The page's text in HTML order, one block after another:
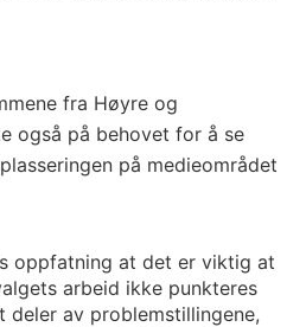
fra Høyre og
også på behovet for å se
på medieområdet
oppfatning at det er viktig at
arbeid ikke punkteres
deler av problemstillingene,